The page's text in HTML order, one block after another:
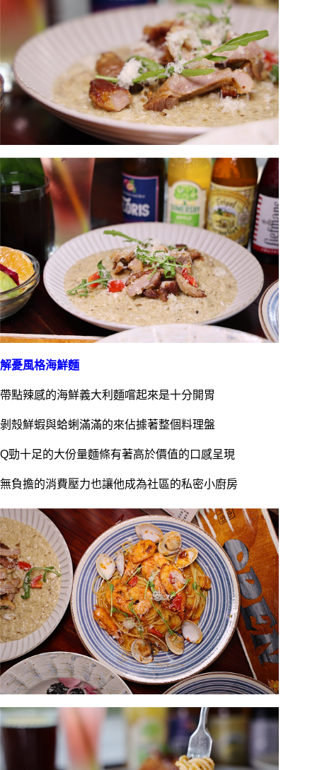
解憂風格海鮮麵
帶點辣感的海鮮義大利麵嚐起來是十分開胃
剝殼鮮蝦與蛤蜊滿滿的來佔據著整個料理盤
Q勁十足的大份量麵條有著高於價值的口感呈現
無負擔的消費壓力也讓他成為社區的私密小廚房